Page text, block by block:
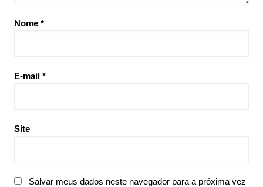
Nome *
E-mail *
Site
Salvar meus dados neste navegador para a próxima vez